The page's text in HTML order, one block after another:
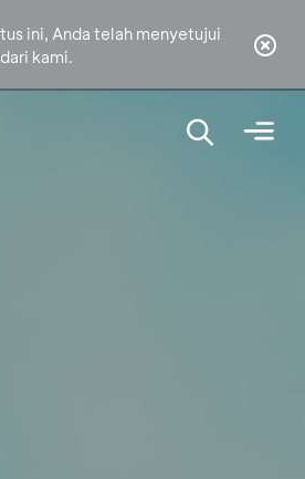
ini, Anda telah menyetujui
dari kami.